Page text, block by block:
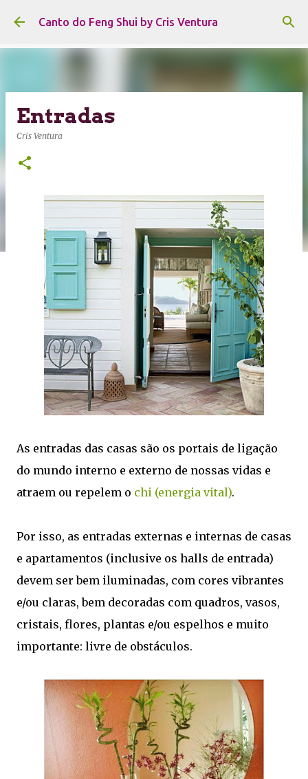
Pular para o conteúdo principal
Canto do Feng Shui by Cris Ventura
Entradas
Cris Ventura
As entradas das casas são os portais de ligação
do mundo interno e externo de nossas vidas e
atraem ou repelem o chi (energia vital).
Por isso, as entradas externas e internas de casas
e apartamentos (inclusive os halls de entrada)
devem ser bem iluminadas, com cores vibrantes
e/ou claras, bem decoradas com quadros, vasos,
cristais, flores, plantas e/ou espelhos e muito
importante: livre de obstáculos.